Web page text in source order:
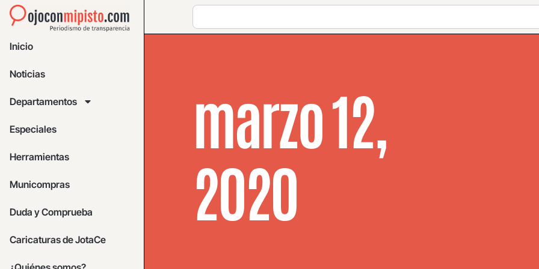
Inicio
Noticias
Departamentos
Especiales
Herramientas
Municompras
Duda y Comprueba
Caricaturas de JotaCe
marzo 12,
2020